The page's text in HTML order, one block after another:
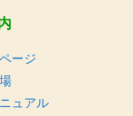
ージ
ュアル